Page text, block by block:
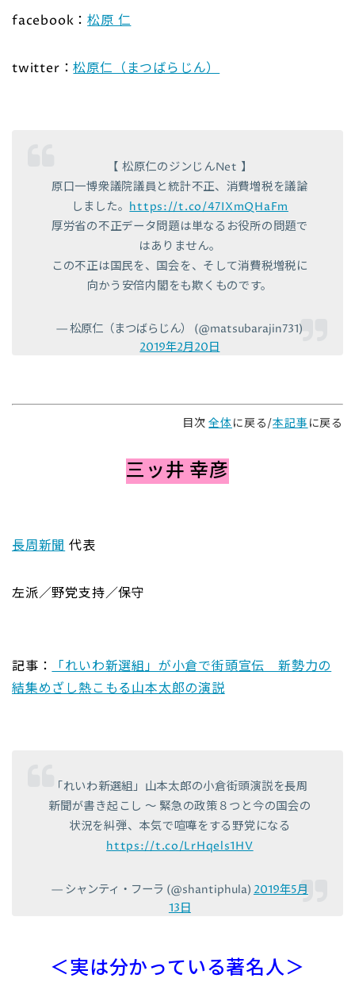
facebook：松原 仁
twitter：松原仁（まつばらじん）
【 松原仁のジンじんNet 】
原口一博衆議院議員と統計不正、消費増税を議論
しました。 https://t.co/47IXmQHaFm
厚労省の不正データ問題は単なるお役所の問題で
はありません。
この不正は国民を、国会を、そして消費税増税に
向かう安倍内閣をも欺くものです。
— 松原仁（まつばらじん） (@matsubarajin731)
2019年2月20日
目次全体に戻る/本記事 に戻る
三ッ井 幸彦
長周新聞 代表
左派／野党支持／保守
記事：
「れいわ新選組」が小倉で街頭宣伝 新勢力の
結集めざし熱こもる山本太郎の演説
「れいわ新選組」山本太郎の小倉街頭演説を長周
新聞が書き起こし 〜 緊急の政策８つと今の国会の
状況を糾弾、本気で喧嘩をする野党になる
https://t.co/LrHqels1HV
— シャンティ・フーラ (@shantiphula) 2019年5月
13日
＜実は分かっている著名人＞